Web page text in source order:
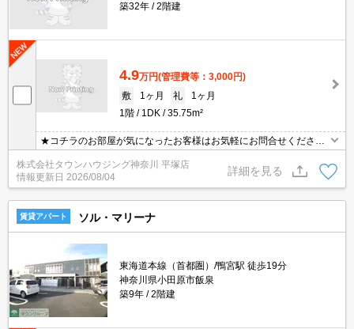
築32年
2階建
4.9万円(管理費等：3,000円)
敷
1ヶ月 礼
1ヶ月
1階
1DK 35.75m²
★コチラのお部屋が気になったお客様はお気軽にお問合せください
ませ★専門スタッフが詳細情報をご案内させていただきます！もち
ろん、他の物件もまとめてご紹介可能です！
株式会社タウンハウジング神奈川 平塚店
情報更新日 2026/08/04
詳細を見る
賃貸アパート ソル・マリーナ
東海道本線（首都圏）/鴨宮駅 徒歩19分
神奈川県小田原市飯泉
築9年
2階建